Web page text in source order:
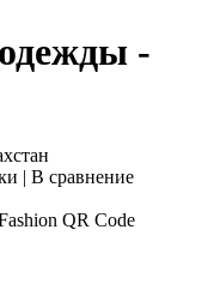
-
| В сравнение